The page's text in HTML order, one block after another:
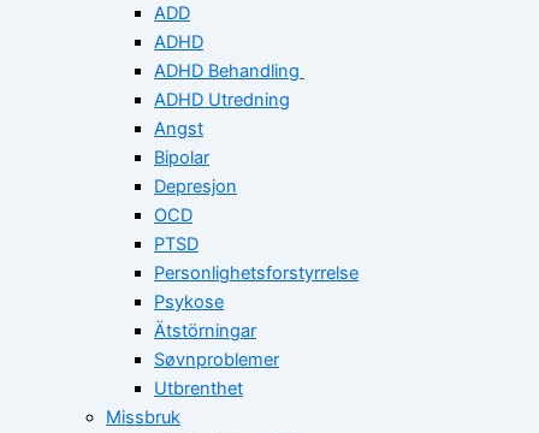
ADD
ADHD
ADHD Behandling
ADHD Utredning
Angst
Bipolar
Depresjon
OCD
PTSD
Personlighetsforstyrrelse
Psykose
Ätstörningar
Søvnproblemer
Utbrenthet
Missbruk